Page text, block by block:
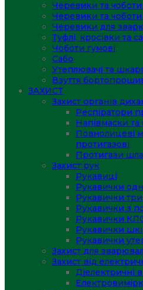
Черевики та чоботи
Черевики та чоботи
Черевики для
Туфлі, кросівки та
Чоботи гумові
Сабо
Утеплювачі та
Взуття
ЗАХИСТ
Захист органів
Респіратори
Напівмаски та
Повнолицеві
протигазові
Протигази
Захист рук
Рукавиці
Рукавички
Рукавички
Рукавички з
Рукавички
Рукавички
Рукавички
Захист для
Захист від
Діелектричні